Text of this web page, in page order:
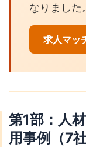
なりました。
求人マッ
第1部：人
用事例（7社